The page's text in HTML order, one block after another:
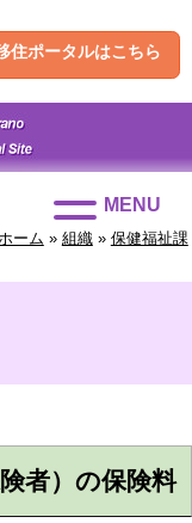
住ポータルはこちら
MENU
ーム » 組織» 保健福祉課
者）の保険料